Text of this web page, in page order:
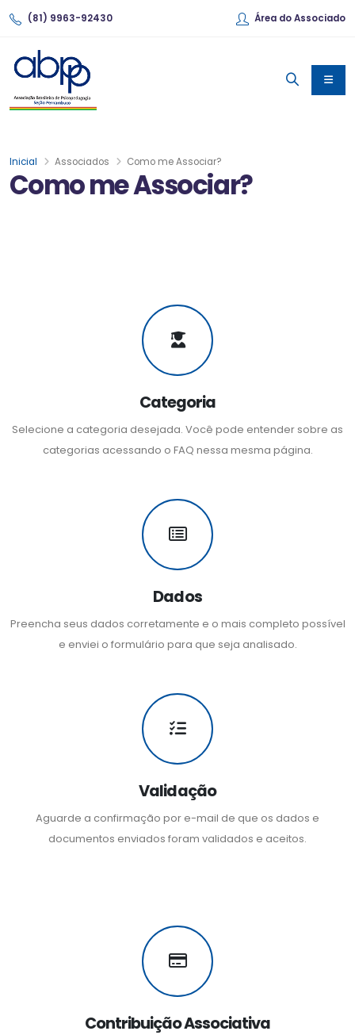
(81) 9963-92430 Área do Associado
Como me Associar?
Inicial Associados Como me Associar?
Categoria
Selecione a categoria desejada. Você pode entender sobre as
categorias acessando o FAQ nessa mesma página.
Dados
Preencha seus dados corretamente e o mais completo possível
e enviei o formulário para que seja analisado.
Validação
Aguarde a confirmação por e-mail de que os dados e
documentos enviados foram validados e aceitos.
Contribuição Associativa